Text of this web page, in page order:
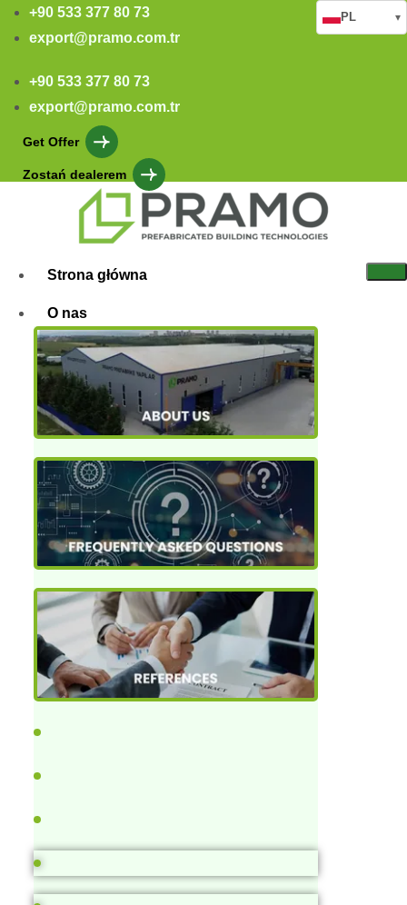
+90 533 377 80 73
export@pramo.com.tr
+90 533 377 80 73
export@pramo.com.tr
Get Offer
Zostań dealerem
PL ▾
Strona główna
O nas